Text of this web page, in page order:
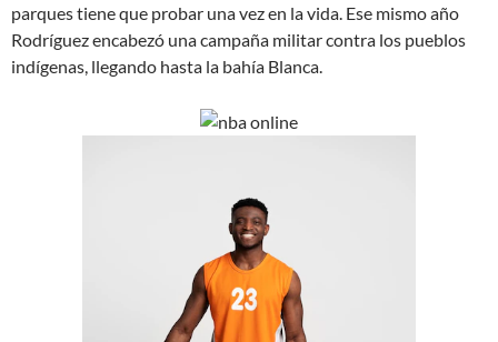
parques tiene que probar una vez en la vida. Ese mismo año
Rodríguez encabezó una campaña militar contra los pueblos
indígenas, llegando hasta la bahía Blanca.